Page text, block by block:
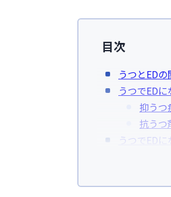
目次
うつとEDの
うつでED
抑うつ
抗うつ
うつでED
薬剤加